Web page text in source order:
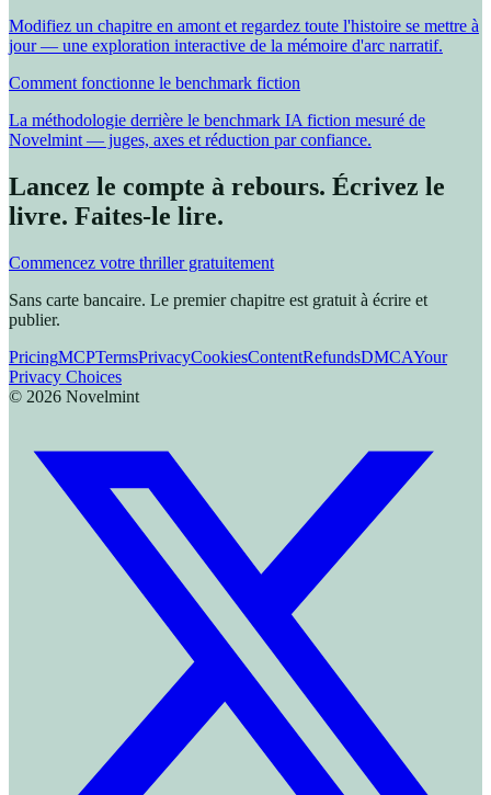
Modifiez un chapitre en amont et regardez toute l'histoire se mettre à
jour — une exploration interactive de la mémoire d'arc narratif.
Comment fonctionne le benchmark fiction
La méthodologie derrière le benchmark IA fiction mesuré de
Novelmint — juges, axes et réduction par confiance.
Lancez le compte à rebours. Écrivez le
livre. Faites-le lire.
Commencez votre thriller gratuitement
Sans carte bancaire. Le premier chapitre est gratuit à écrire et
publier.
PricingMCPTermsPrivacyCookiesContentRefundsDMCAYour
Privacy Choices
© 2026 Novelmint